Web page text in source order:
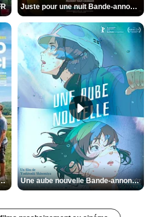
Juste pour une nuit Bande-annonce VO STFR
Bande-annonce VF Une aube nouvelle Bande-annonce VO STFR